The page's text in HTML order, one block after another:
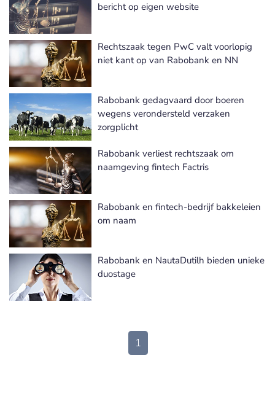
bericht op eigen website
Rechtszaak tegen PwC valt voorlopig
niet kant op van Rabobank en NN
Rabobank gedagvaard door boeren
wegens verondersteld verzaken
zorgplicht
Rabobank verliest rechtszaak om
naamgeving fintech Factris
Rabobank en fintech-bedrijf bakkeleien
om naam
Rabobank en NautaDutilh bieden unieke
duostage
1